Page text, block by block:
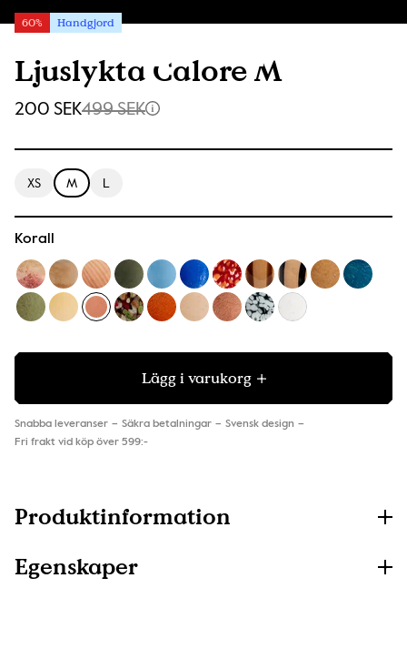
Ljuslykta Calore M
60% Handgjord
200 SEK499 SEK
XS M L
Korall
Lägg i varukorg
Snabba leveranser Säkra betalningar
Svensk design
Fri frakt vid köp över 599:-
Produktinformation
Egenskaper